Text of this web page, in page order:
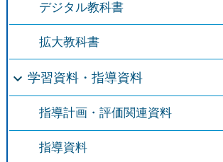
デジタル教科書
拡大教科書
学習資料・指導資料
指導計画・評価関連資料
指導資料